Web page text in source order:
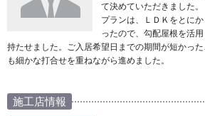
て決めていただきました。
プランは、ＬＤＫをとに
ったので、勾配屋根を活
持たせました。ご入居希望日までの期間が短かっ
も細かな打合せを重ねながら進めました。
施工店情報